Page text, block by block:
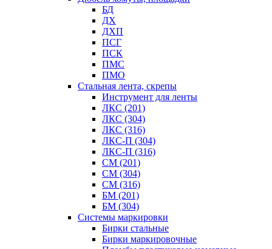
БД
ДХ
ДХП
ПСГ
ПСК
ПМС
ПМО
Стальная лента, скрепы
Инструмент для ленты
ЛКС (201)
ЛКС (304)
ЛКС (316)
ЛКС-П (304)
ЛКС-П (316)
СМ (201)
СМ (304)
СМ (316)
БМ (201)
БМ (304)
Системы маркировки
Бирки стальные
Бирки маркировочные